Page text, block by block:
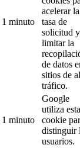
1 minuto
acelerar la
tasa de
solicitud y
limitar la
de datos
sitios de
tráfico.
1 minuto
Google
utiliza esta
cookie
distinguir
usuarios.